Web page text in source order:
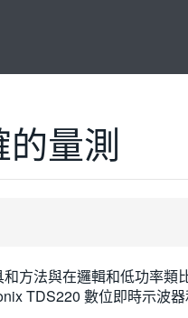
量測
方法與在邏輯和低功率類
TDS220 數位即時示波